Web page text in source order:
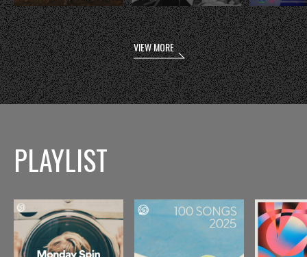
VIEW MORE
PLAYLIST